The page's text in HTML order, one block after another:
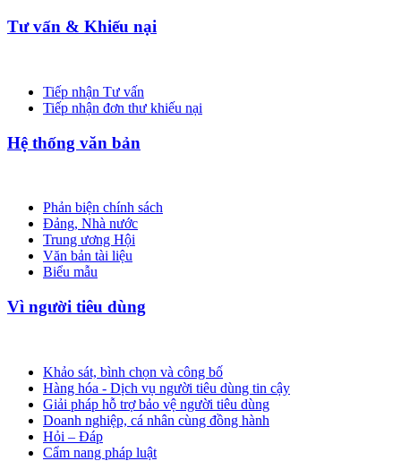
Tư vấn & Khiếu nại
Tiếp nhận Tư vấn
Tiếp nhận đơn thư khiếu nại
Hệ thống văn bản
Phản biện chính sách
Đảng, Nhà nước
Trung ương Hội
Văn bản tài liệu
Biểu mẫu
Vì người tiêu dùng
Khảo sát, bình chọn và công bố
Hàng hóa - Dịch vụ người tiêu dùng tin cậy
Giải pháp hỗ trợ bảo vệ người tiêu dùng
Doanh nghiệp, cá nhân cùng đồng hành
Hỏi – Đáp
Cẩm nang pháp luật